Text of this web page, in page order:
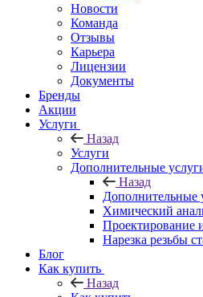
Новости
Команда
Отзывы
Карьера
Лицензии
Документы
Бренды
Акции
Услуги
Назад
Услуги
Дополнительные
Назад
Дополнительные
Химический
Проектирование
Нарезка резьбы
Блог
Как купить
Назад